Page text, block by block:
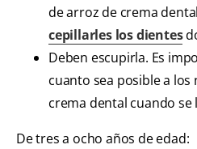
de arroz de crema
cepillarles los dientes
Deben escupirla. Es
cuanto sea posible a los
crema dental cuando se
De tres a ocho años de edad: